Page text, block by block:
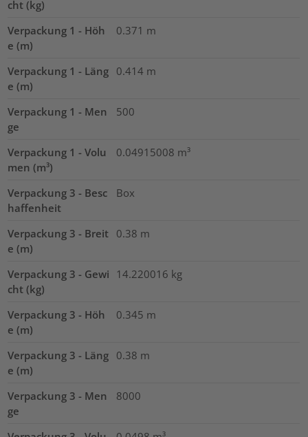
cht (kg)
Verpackung 1 - Höh
e (m)
0.371 m
Verpackung 1 - Läng
e (m)
0.414 m
Verpackung 1 - Men
ge
500
Verpackung 1 - Volu
men (m³)
0.04915008 m³
Verpackung 3 - Besc
haffenheit
Box
Verpackung 3 - Breit
e (m)
0.38 m
Verpackung 3 - Gewi
cht (kg)
14.220016 kg
Verpackung 3 - Höh
e (m)
0.345 m
Verpackung 3 - Läng
e (m)
0.38 m
Verpackung 3 - Men
ge
8000